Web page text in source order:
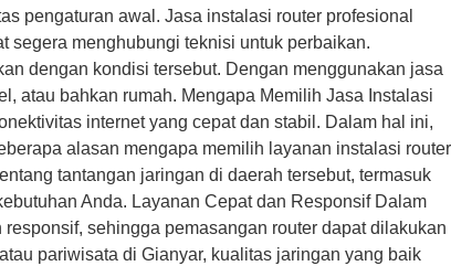
pengaturan awal. Jasa instalasi router profesional
segera menghubungi teknisi untuk perbaikan.
dengan kondisi tersebut. Dengan menggunakan jasa
atau bahkan rumah. Mengapa Memilih Jasa Instalasi
internet yang cepat dan stabil. Dalam hal ini,
alasan mengapa memilih layanan instalasi router
tantangan jaringan di daerah tersebut, termasuk
Anda. Layanan Cepat dan Responsif Dalam
sehingga pemasangan router dapat dilakukan
pariwisata di Gianyar, kualitas jaringan yang baik